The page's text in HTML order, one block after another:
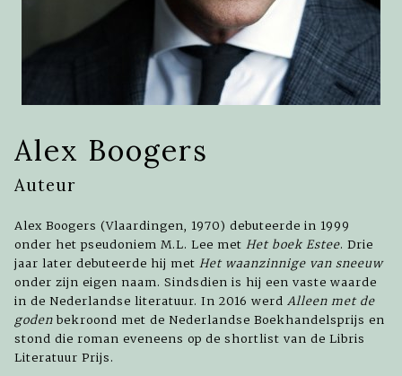
Alex Boogers
Auteur
Alex Boogers (Vlaardingen, 1970) debuteerde in 1999
onder het pseudoniem M.L. Lee met Het boek Estee. Drie
jaar later debuteerde hij met Het waanzinnige van sneeuw
onder zijn eigen naam. Sindsdien is hij een vaste waarde
in de Nederlandse literatuur. In 2016 werd Alleen met de
godenbekroond met de Nederlandse Boekhandelsprijs en
stond die roman eveneens op de shortlist van de Libris
Literatuur Prijs.